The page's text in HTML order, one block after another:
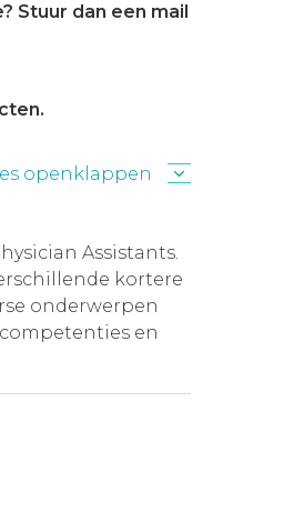
Stuur dan een mail
openklappen
Assistants.
kortere
onderwerpen
en